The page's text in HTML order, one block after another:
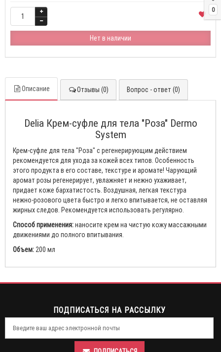
0
Нет в наличии
Описание Отзывы (0) Вопрос - ответ (0)
Delia Крем-суфле для тела "Роза" Dermo
System
Крем-суфле для тела "Роза" с регенерирующим действием
рекомендуется для ухода за кожей всех типов. Особенность
этого продукта в его составе, текстуре и аромате! Чарующий
аромат розы регенерирует, увлажняет и нежно ухаживает,
придает коже бархатистость. Воздушная, легкая текстура
нежно-розового цвета быстро и легко впитывается, не оставляя
жирных следов. Рекомендуется использовать регулярно.
Способ применения:наносите крем на чистую кожу массажными
движениями до полного впитывания.
Объем: 200 мл
ПОДПИСАТЬСЯ НА РАССЫЛКУ